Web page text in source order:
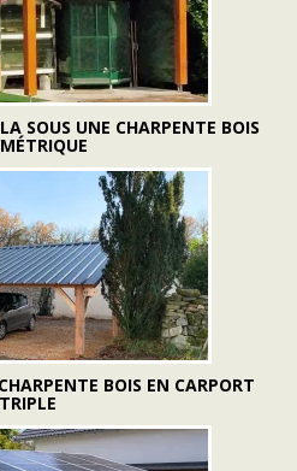
SOUS UNE CHARPENTE BOIS
BOIS EN CARPORT
TRIPLE